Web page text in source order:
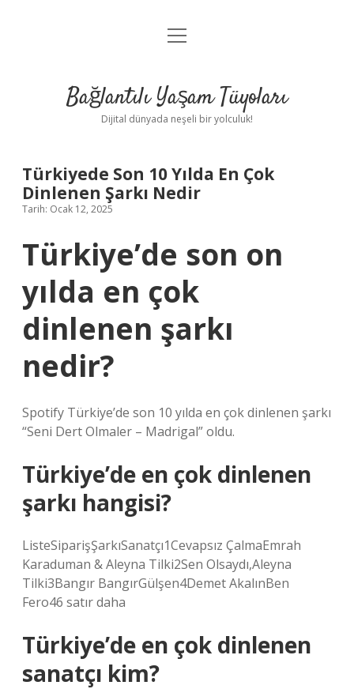
Anasayfa
Yasal Uyarı
menüyü
Bağlantılı Yaşam Tüyoları
Dijital dünyada neşeli bir yolculuk!
Türkiyede Son 10 Yılda En Çok
Dinlenen Şarkı Nedir
Tarih: Ocak 12, 2025
Türkiye’de son on
yılda en çok
dinlenen şarkı
nedir?
Spotify Türkiye’de son 10 yılda en çok dinlenen şarkı
“Seni Dert Olmaler – Madrigal” oldu.
Türkiye’de en çok dinlenen
şarkı hangisi?
ListeSiparişŞarkıSanatçı1Cevapsız ÇalmaEmrah
Karaduman & Aleyna Tilki2Sen Olsaydı,Aleyna
Tilki3Bangır BangırGülşen4Demet AkalınBen
Fero46 satır daha
Türkiye’de en çok dinlenen
sanatçı kim?